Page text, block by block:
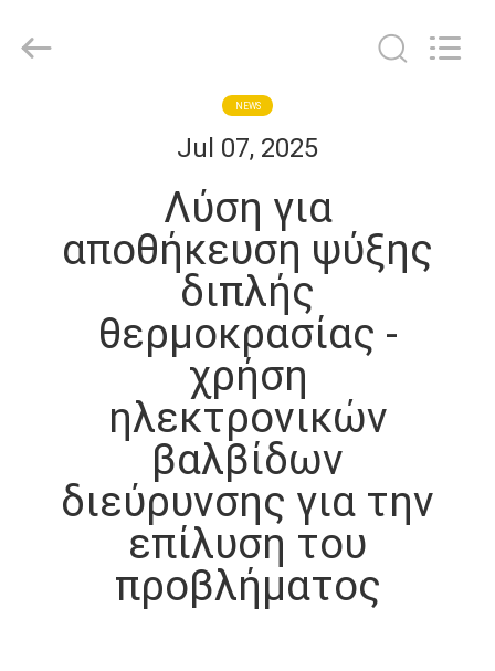
ΕΜΦΆΝΙΣΗ
ΓΎΡΟΣ
ΕΡΓΟΣΤΑΣΊΩΝ
ΠΟΙΟΤΙΚΌΣ
NEWS
Jul 07, 2025
Λύση για
αποθήκευση ψύξης
διπλής
θερμοκρασίας -
χρήση
ηλεκτρονικών
βαλβίδων
διεύρυνσης για την
επίλυση του
προβλήματος